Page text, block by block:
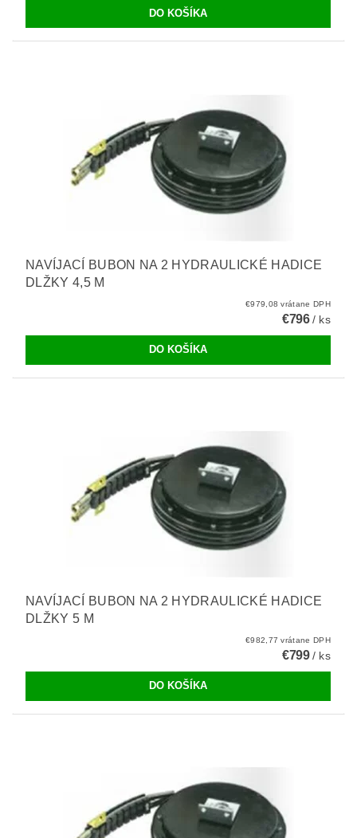
NAVÍJACÍ BUBON NA 2 HYDRAULICKÉ HADICE
DLŽKY 4,5 M
€979,08 vrátane DPH
€796/ ks
NAVÍJACÍ BUBON NA 2 HYDRAULICKÉ HADICE
DLŽKY 5 M
€982,77 vrátane DPH
€799/ ks